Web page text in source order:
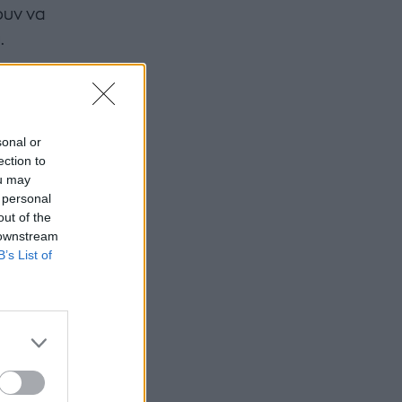
or
to
may
of the
List of
να